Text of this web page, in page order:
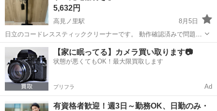
5,632円
高見ノ里駅
8月5日
日立のコードレススティッククリーナーです。 動作確認済みで問題な
く使用できます。 【商品内容】 ・掃除機本体 ・充電器 ・スタンド
【状態】 使用に伴う細かな傷はありますが、全体的に比較的きれいで
す。 簡易清掃済みです...
大阪 松原市 高見ノ里駅 生活家電 充電器
【家に眠ってる】カメラ買い取ります📷
状態が悪くてもOK！最大限買取します
プリフラ Ad
有資格者歓迎！週3日～勤務OK、日勤のみ・